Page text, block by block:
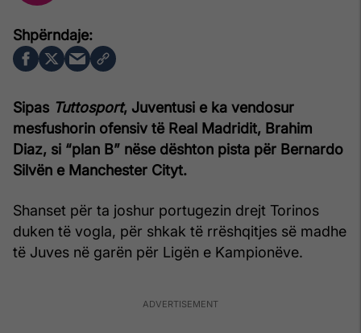
Sipas Tuttosport, Juventusi e ka vendosur
mesfushorin ofensiv të Real Madridit, Brahim
Diaz, si “plan B” nëse dështon pista për Bernardo
Silvën e Manchester Cityt.
Shanset për ta joshur portugezin drejt Torinos
duken të vogla, për shkak të rrëshqitjes së madhe
të Juves në garën për Ligën e Kampionëve.